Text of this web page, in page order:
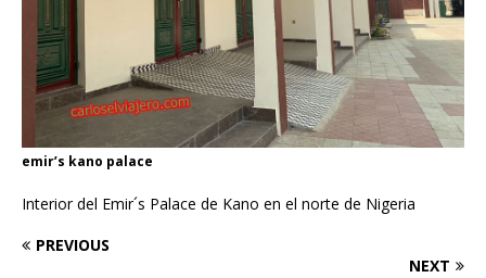
emir’s kano palace
Interior del Emir´s Palace de Kano en el norte de Nigeria
PREVIOUS
NEXT